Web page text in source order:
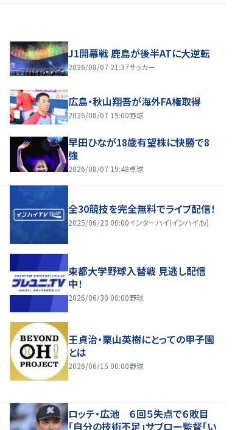
J1開幕戦 鹿島が後半ATに大逆転
2026/08/07 21:37サッカー
広島・秋山翔吾が海外FA権取得
2026/08/07 19:00野球
早田ひなが18歳有望株に快勝で8
強
2026/08/07 19:48卓球
全30競技を完全無料でライブ配信！
2025/06/23 00:00インターハイ(インハイ.tv)
東都大学野球入替戦 見逃し配信
中！
2026/06/30 00:00野球
王貞治・栗山英樹にとっての甲子園
とは
2026/06/15 00:00野球
ロッテ・広池 ６回５失点で６敗目
「自分の技術不足」サブロー監督「い